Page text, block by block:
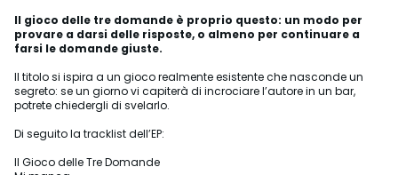
Il gioco delle tre domande è proprio questo: un modo per
provare a darsi delle risposte, o almeno per continuare a
farsi le domande giuste.
Il titolo si ispira a un gioco realmente esistente che nasconde un
segreto: se un giorno vi capiterà di incrociare l’autore in un bar,
potrete chiedergli di svelarlo.
Di seguito la tracklist dell’EP:
Il Gioco delle Tre Domande